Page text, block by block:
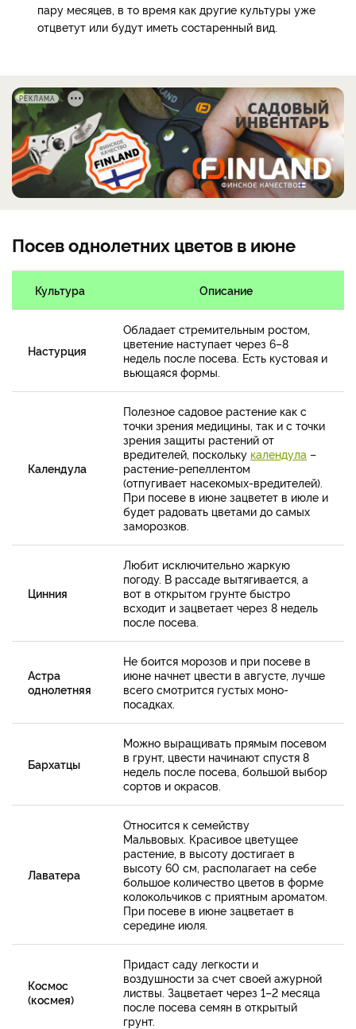
пару месяцев, в то время как другие культуры уже
отцветут или будут иметь состаренный вид.
РЕКЛАМА
Посев однолетних цветов в июне
Культура Описание
Настурция
Обладает стремительным ростом,
цветение наступает через 6–8
недель после посева. Есть кустовая и
вьющаяся формы.
Календула
Полезное садовое растение как с
точки зрения медицины, так и с точки
зрения защиты растений от
вредителей, поскольку календула –
растение-репеллентом
(отпугивает насекомых-вредителей).
При посеве в июне зацветет в июле и
будет радовать цветами до самых
заморозков.
Цинния
Любит исключительно жаркую
погоду. В рассаде вытягивается, а
вот в открытом грунте быстро
всходит и зацветает через 8 недель
после посева.
Астра
однолетняя
Не боится морозов и при посеве в
июне начнет цвести в августе, лучше
всего смотрится густых моно-
посадках.
Бархатцы
Можно выращивать прямым посевом
в грунт, цвести начинают спустя 8
недель после посева, большой выбор
сортов и окрасов.
Лаватера
Относится к семейству
Мальвовых. Красивое цветущее
растение, в высоту достигает в
высоту 60 см, располагает на себе
большое количество цветов в форме
колокольчиков с приятным ароматом.
При посеве в июне зацветает в
середине июля.
Космос
(космея)
Придаст саду легкости и
воздушности за счет своей ажурной
листвы. Зацветает через 1–2 месяца
после посева семян в открытый
грунт.